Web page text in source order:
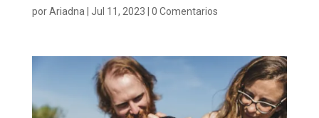
porAriadna Jul 11, 2023 0 Comentarios